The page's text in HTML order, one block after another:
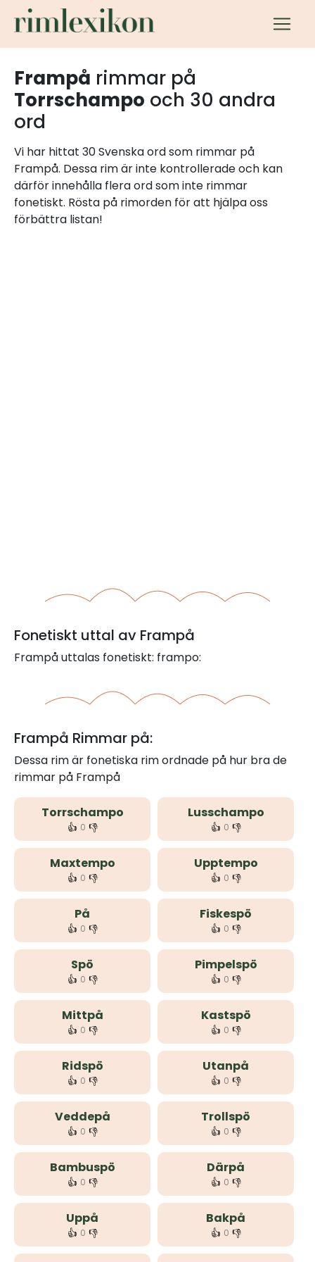
Frampå rimmar på
Torrschampo och 30 andra
ord
Vi har hittat 30 Svenska ord som rimmar på
Frampå. Dessa rim är inte kontrollerade och kan
därför innehålla flera ord som inte rimmar
fonetiskt. Rösta på rimorden för att hjälpa oss
förbättra listan!
Fonetiskt uttal av Frampå
Frampå uttalas fonetiskt: frampo:
Frampå Rimmar på:
Dessa rim är fonetiska rim ordnade på hur bra de
rimmar på Frampå
Torrschampo
👍 0 👎
Lusschampo
👍 0 👎
Maxtempo
👍 0 👎
Upptempo
👍 0 👎
På
👍 0 👎
Fiskespö
👍 0 👎
Spö
👍 0 👎
Pimpelspö
👍 0 👎
Mittpå
👍 0 👎
Kastspö
👍 0 👎
Ridspö
👍 0 👎
Utanpå
👍 0 👎
Veddepå
👍 0 👎
Trollspö
👍 0 👎
Bambuspö
👍 0 👎
Därpå
👍 0 👎
Uppå
👍 0 👎
Bakpå
👍 0 👎